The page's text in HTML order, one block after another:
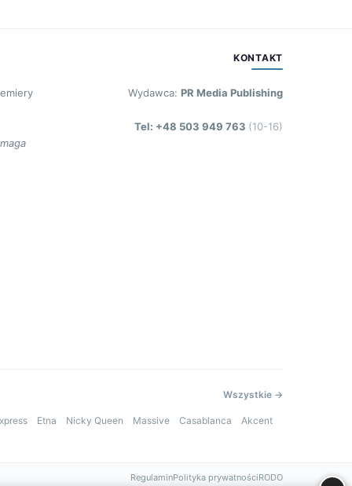
KONTAKT
Wydawca: PR Media Publishing
Tel: +48 503 949 763 (10-16)
Wszystkie →
Etna Nicky Queen Massive Casablanca Akcent
RegulaminPolityka prywatnościRODO